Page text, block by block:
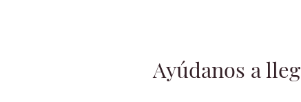
Ayúdanos a